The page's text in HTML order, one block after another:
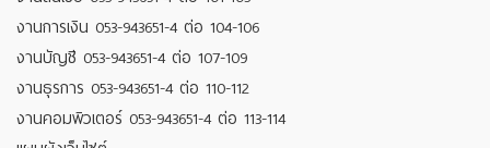
งานการเงิน 053-943651-4 ต่อ 104-106
งานบัญชี 053-943651-4 ต่อ 107-109
งานธุรการ 053-943651-4 ต่อ 110-112
งานคอมพิวเตอร์ 053-943651-4 ต่อ 113-114